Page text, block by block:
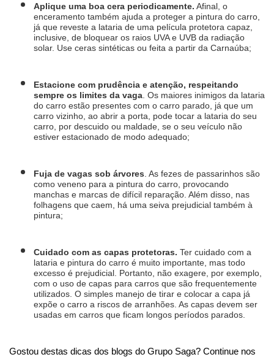
Aplique uma boa cera periodicamente. Afinal, o
enceramento também ajuda a proteger a pintura do carro,
já que reveste a lataria de uma película protetora capaz,
inclusive, de bloquear os raios UVA e UVB da radiação
solar. Use ceras sintéticas ou feita a partir da Carnaúba;
Estacione com prudência e atenção, respeitando
sempre os limites da vaga . Os maiores inimigos da lataria
do carro estão presentes com o carro parado, já que um
carro vizinho, ao abrir a porta, pode tocar a lataria do seu
carro, por descuido ou maldade, se o seu veículo não
estiver estacionado de modo adequado;
Fuja de vagas sob árvores . As fezes de passarinhos são
como veneno para a pintura do carro, provocando
manchas e marcas de difícil reparação. Além disso, nas
folhagens que caem, há uma seiva prejudicial também à
pintura;
Cuidado com as capas protetoras. Ter cuidado com a
lataria e pintura do carro é muito importante, mas todo
excesso é prejudicial. Portanto, não exagere, por exemplo,
com o uso de capas para carros que são frequentemente
utilizados. O simples manejo de tirar e colocar a capa já
expõe o carro a riscos de arranhões. As capas devem ser
usadas em carros que ficam longos períodos parados.
Gostou destas dicas dos blogs do Grupo Saga? Continue nos